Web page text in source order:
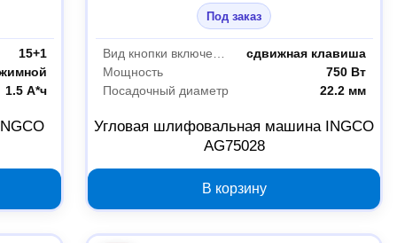
15+1
1.5 А*ч
Под заказ
сдвижная клавиша
Мощность
750 Вт
Посадочный диаметр
22.2 мм
Угловая шлифовальная машина INGCO
AG75028
В корзину